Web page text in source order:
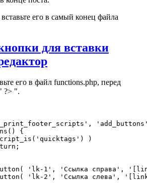
его в самый конец файла
для вставки
его в файл functions.php, перед
?> ".
{
'lk-1', 'Ссылка справа',
'lk-2', 'Ссылка слева',